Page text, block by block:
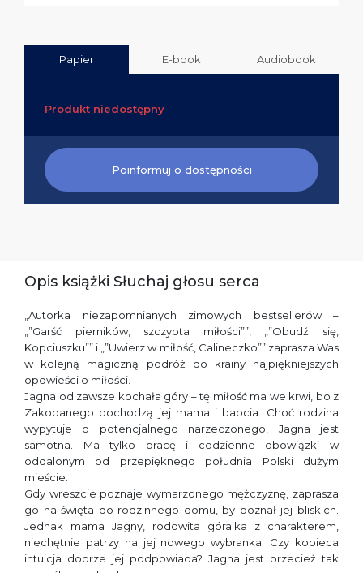
Papier E-book Audiobook
Produkt niedostępny
Poinformuj o dostępności
Opis książki Słuchaj głosu serca
„Autorka niezapomnianych zimowych bestsellerów –
„”Garść pierników, szczypta miłości””, „”Obudź się,
Kopciuszku”” i „”Uwierz w miłość, Calineczko”” zaprasza Was
w kolejną magiczną podróż do krainy najpiękniejszych
opowieści o miłości.
Jagna od zawsze kochała góry – tę miłość ma we krwi, bo z
Zakopanego pochodzą jej mama i babcia. Choć rodzina
wypytuje o potencjalnego narzeczonego, Jagna jest
samotna. Ma tylko pracę i codzienne obowiązki w
oddalonym od przepięknego południa Polski dużym
mieście.
Gdy wreszcie poznaje wymarzonego mężczyznę, zaprasza
go na święta do rodzinnego domu, by poznał jej bliskich.
Jednak mama Jagny, rodowita góralka z charakterem,
niechętnie patrzy na jej nowego wybranka. Czy kobieca
intuicja dobrze jej podpowiada? Jagna jest przecież tak